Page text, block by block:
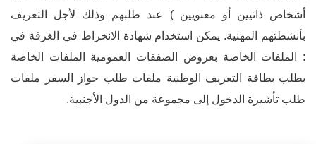
أشخاص ذاتيين أو معنويين ) عند طلبهم وذلك لأجل التعريف
بأنشطتهم المهنية. يمكن استخدام شهادة الانخراط في الغرفة في
: الملفات الخاصة بعروض الصفقات العمومية الملفات الخاصة
بطلب بطاقة التعريف الوطنية ملفات طلب جواز السفر ملفات
طلب تأشيرة الدخول إلى مجموعة من الدول الأجنبية.